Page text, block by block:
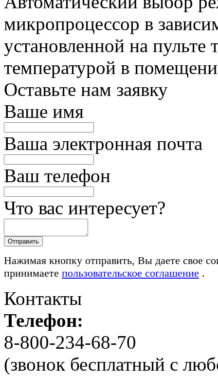
микропроцессор в
установленной на пульте
температурой в
Оставьте нам заявку
Ваше имя
Ваша электронная почта
Ваш телефон
Что вас интересует?
Нажимая кнопку отправить, Вы даете свое
принимаете пользовательское соглашение .
Контакты
Телефон:
8-800-234-68-70
(звонок бесплатный с